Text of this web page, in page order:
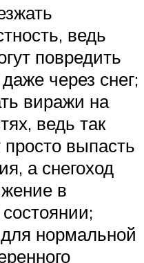
ведь
повредить
через снег;
виражи на
ведь так
выпасть
а снегоход
в
нормальной